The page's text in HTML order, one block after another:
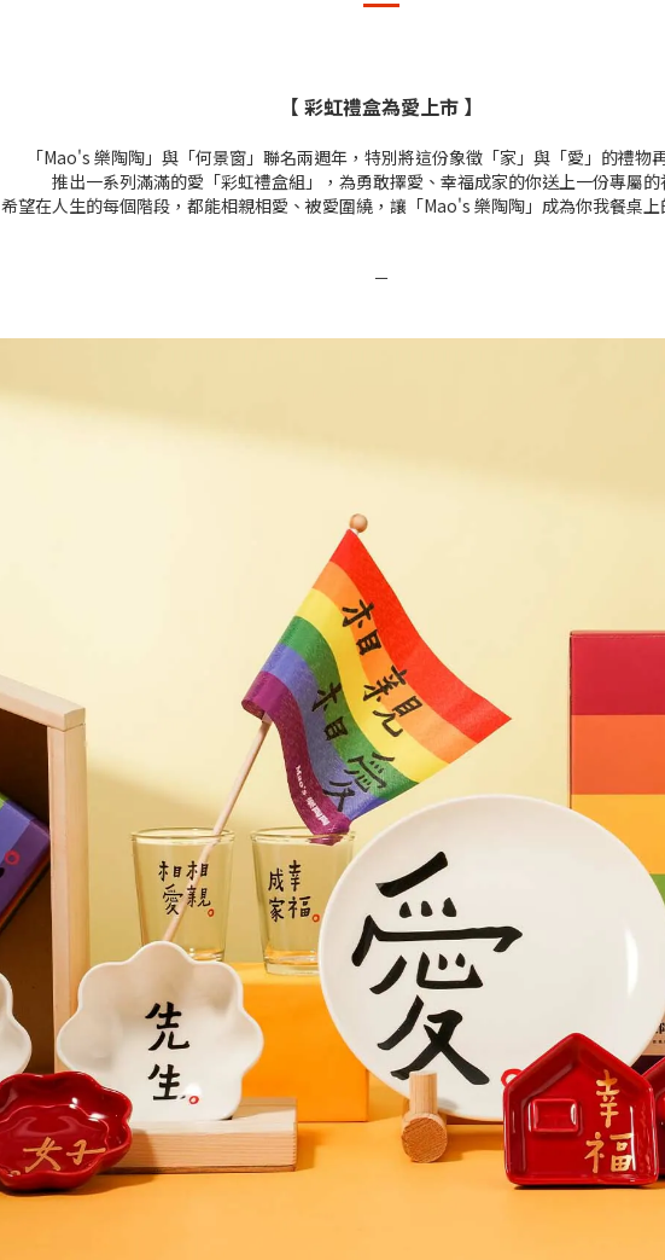
【 彩虹禮盒為愛上市 】
「Mao's 樂陶陶」與「何景窗」聯名兩週年，特別將這份象徵「家」與「愛」的禮物
推出一系列滿滿的愛「彩虹禮盒組」，為勇敢擇愛、幸福成家的你送上一份專屬的
希望在人生的每個階段，都能相親相愛、被愛圍繞，讓「Mao's 樂陶陶」成為你我餐桌上
－